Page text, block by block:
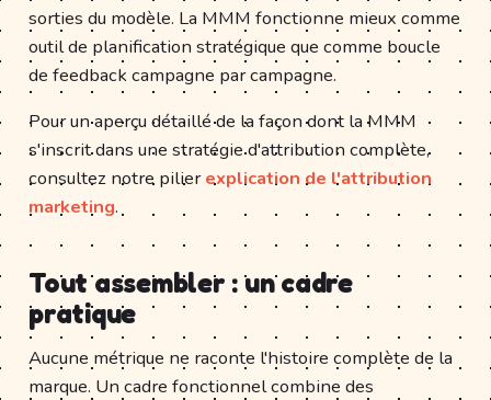
sorties du modèle. La MMM fonctionne mieux comme
outil de planification stratégique que comme boucle
de feedback campagne par campagne.
Pour un aperçu détaillé de la façon dont la MMM
s'inscrit dans une stratégie d'attribution complète,
consultez notre pilierexplication de l'attribution
marketing.
Tout assembler : un cadre
pratique
Aucune métrique ne raconte l'histoire complète de la
marque. Un cadre fonctionnel combine des